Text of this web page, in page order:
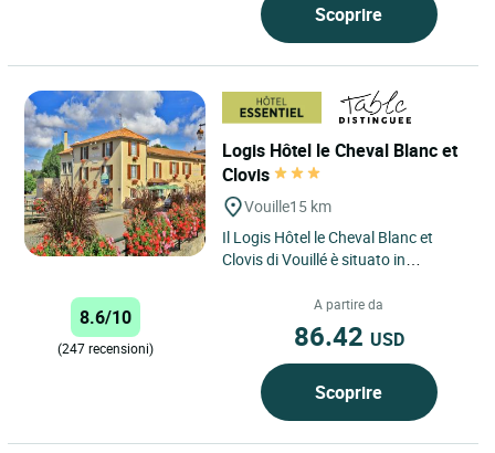
Scoprire
Logis Hôtel le Cheval Blanc et
Clovis
Vouille15 km
Il Logis Hôtel le Cheval Blanc et
Clovis di Vouillé è situato in
regione ricca di patrimonio...
8.6/10
(247 recensioni)
A partire da
86.42 USD
Scoprire